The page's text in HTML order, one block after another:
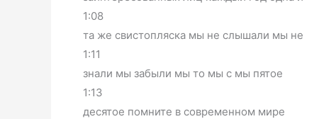
1:08
та же свистопляска мы не слышали мы не
1:11
знали мы забыли мы то мы с мы пятое
1:13
десятое помните в современном мире